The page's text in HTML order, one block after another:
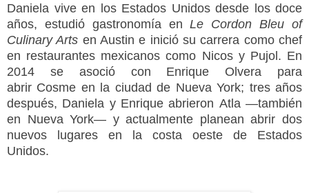
Daniela vive en los Estados Unidos desde los doce
años, estudió gastronomía enLe Cordon Bleu of
Culinary Arts en Austin e inició su carrera como chef
en restaurantes mexicanos como Nicosy Pujol. En
2014 se asoció con Enrique Olvera para
abrir Cosme en la ciudad de Nueva York; tres años
después, Daniela y Enrique abrieron Atla —también
en Nueva York— y actualmente planean abrir dos
nuevos lugares en la costa oeste de Estados
Unidos.